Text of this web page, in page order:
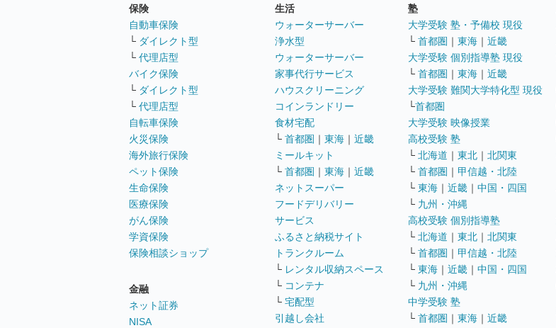
保険
自動車保険
└ ダイレクト型
└ 代理店型
バイク保険
└ ダイレクト型
└ 代理店型
自転車保険
火災保険
海外旅行保険
ペット保険
生命保険
医療保険
がん保険
学資保険
保険相談ショップ
金融
ネット証券
NISA
生活
ウォーターサーバー
浄水型
ウォーターサーバー
家事代行サービス
ハウスクリーニング
コインランドリー
食材宅配
└ 首都圏 ｜ 東海 ｜ 近畿
ミールキット
└ 首都圏 ｜ 東海 ｜ 近畿
ネットスーパー
フードデリバリー
サービス
ふるさと納税サイト
トランクルーム
└ レンタル収納スペース
└ コンテナ
└ 宅配型
引越し会社
塾
大学受験 塾・予備校 現役
└ 首都圏 ｜ 東海 ｜ 近畿
大学受験 個別指導塾 現役
└ 首都圏 ｜ 東海 ｜ 近畿
大学受験 難関大学特化型 現役
└首都圏
大学受験 映像授業
高校受験 塾
└ 北海道 ｜ 東北 ｜ 北関東
└ 首都圏 ｜ 甲信越・北陸
└ 東海 ｜ 近畿 ｜ 中国・四国
└ 九州・沖縄
高校受験 個別指導塾
└ 北海道 ｜ 東北 ｜ 北関東
└ 首都圏 ｜ 甲信越・北陸
└ 東海 ｜ 近畿 ｜ 中国・四国
└ 九州・沖縄
中学受験 塾
└ 首都圏 ｜ 東海 ｜ 近畿